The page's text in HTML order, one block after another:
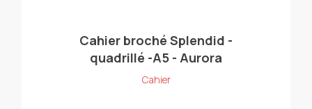
Cahier broché Splendid -
quadrillé -A5 - Aurora
Cahier